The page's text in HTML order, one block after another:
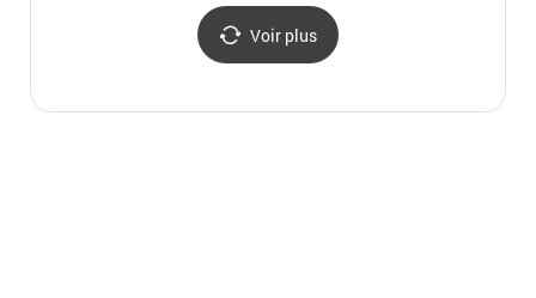
Voir plus